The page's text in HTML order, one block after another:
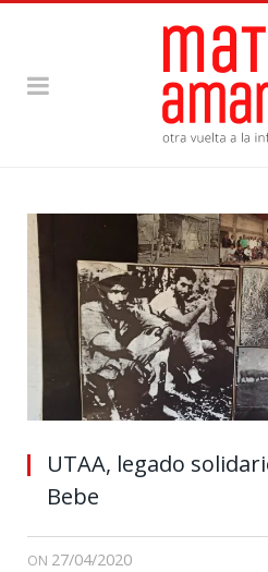
UTAA, legado
Bebe
ON 27/04/2020